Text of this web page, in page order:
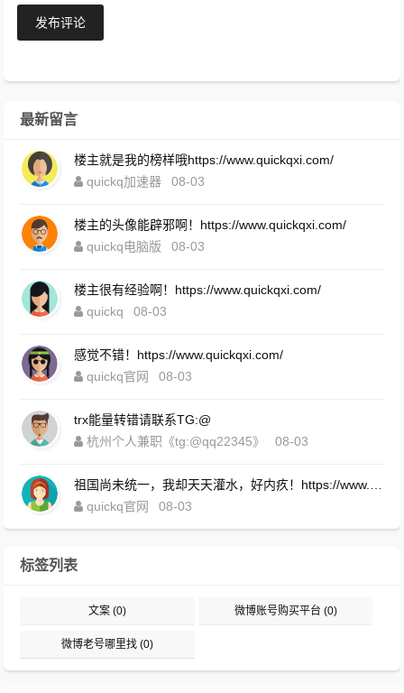
发布评论
最新留言
楼主就是我的榜样哦https://www.quickqxi.com/
quickq加速器
08-03
楼主的头像能辟邪啊！https://www.quickqxi.com/
quickq电脑版
08-03
楼主很有经验啊！https://www.quickqxi.com/
quickq
08-03
感觉不错！https://www.quickqxi.com/
quickq官网
08-03
trx能量转错请联系TG:@
杭州个人兼职《tg:@qq22345》
08-03
祖国尚未统一，我却天天灌水，好内疚！https://www.quickqxi.com/
quickq官网
08-03
标签列表
文案 (0) 微博账号购买平台 (0)
微博老号哪里找 (0)